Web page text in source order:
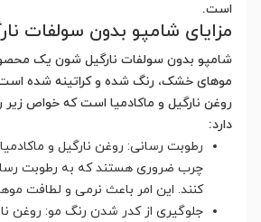
است.
مزایای شامپو بدون سولفات
شامپو بدون سولفات نارگیل شون یک
موهای خشک، رنگ شده و کراتینه شده
روغن نارگیل و ماکادمیا است که خواص زیر
دارد:
رطوبت رسانی: روغن نارگیل و
چرب ضروری هستند که به رطوبت
کنند. این امر باعث نرمی و لطافت
جلوگیری از کدر شدن رنگ مو: روغن